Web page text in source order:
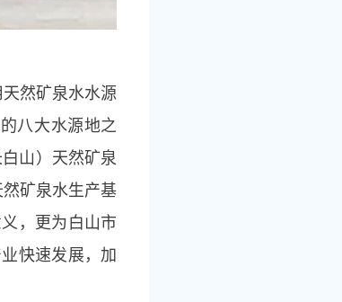
然矿泉水水源
八大水源地之
山）天然矿泉
矿泉水生产基
，更为白山市
快速发展，加